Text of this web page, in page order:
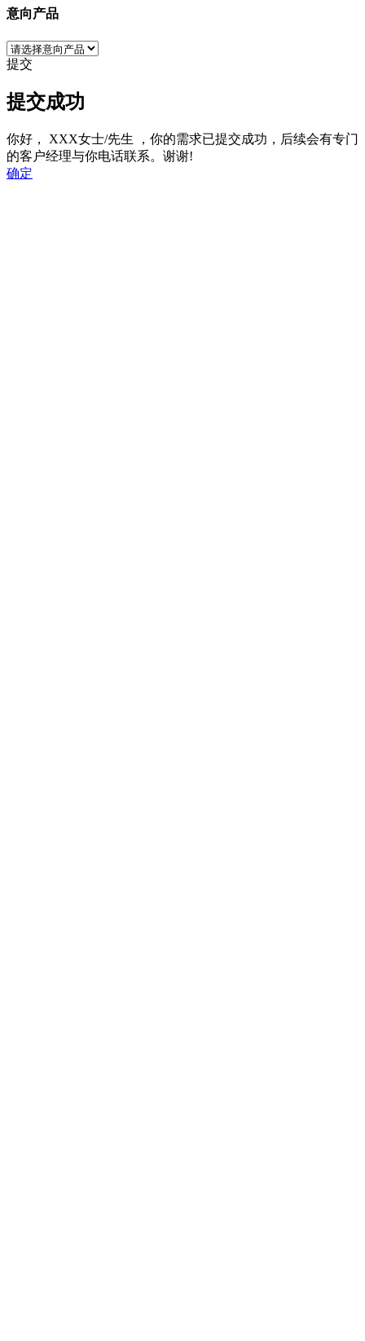
意向产品
提交
提交成功
你好， XXX女士/先生
，你的需求已提交成功，后续会有专门
的客户经理与你电话联系。谢谢!
确定